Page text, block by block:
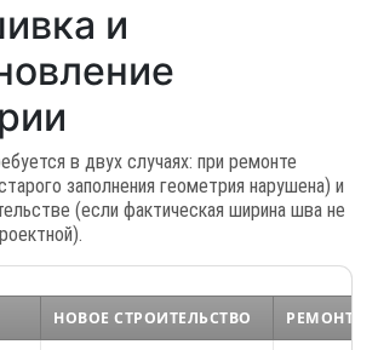
и
в двух случаях: при ремонте
заполнения геометрия нарушена) и
(если фактическая ширина шва не
НОВОЕ СТРОИТЕЛЬСТВО РЕМОНТ